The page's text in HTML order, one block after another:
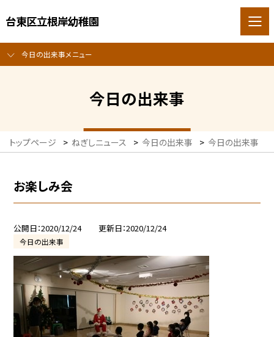
台東区立根岸幼稚園
今日の出来事メニュー
今日の出来事
トップページ > ねぎしニュース > 今日の出来事 > 今日の出来事
お楽しみ会
公開日 2020/12/24 更新日 2020/12/24
今日の出来事